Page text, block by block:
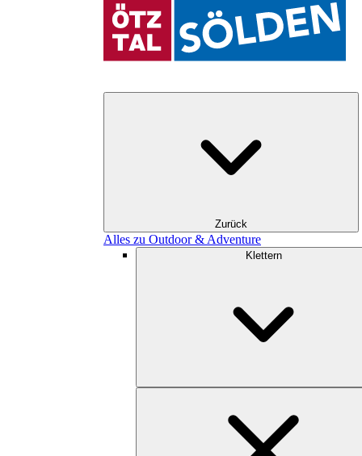
Zurück
Alles zu Outdoor & Adventure
Klettern